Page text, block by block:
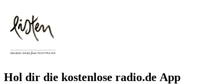
Hol dir die kostenlose radio.de App